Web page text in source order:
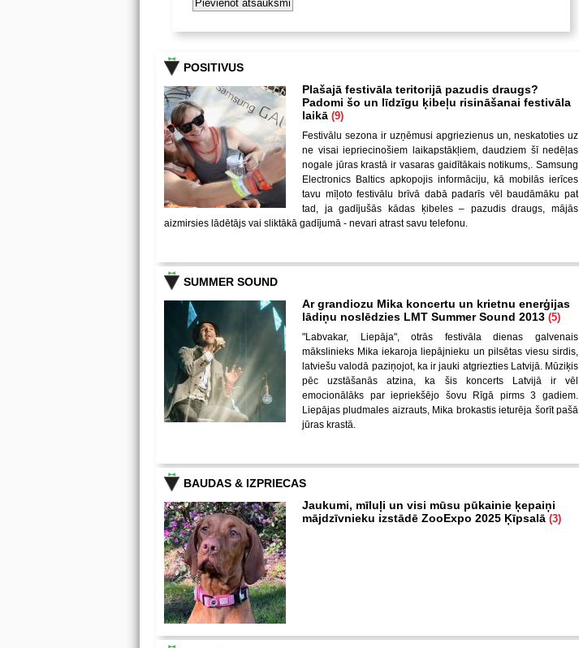
POSITIVUS
Plašajā festivāla teritorijā pazudis draugs?
Padomi šo un līdzīgu ķibeļu risināšanai festivāla
laikā (9)
Festivālu sezona ir uzņēmusi apgriezienus un, neskatoties uz
ne visai iepriecinošiem laikapstākļiem, daudziem šī nedēļas
nogale jūras krastā ir vasaras gaidītākais notikums,. Samsung
Electronics Baltics apkopojis informāciju, kā mobilās ierīces
tavu mīļoto festivālu brīvā dabā padarīs vēl baudāmāku pat
tad, ja gadījušās kādas ķibeles – pazudis draugs, mājās
aizmirsies lādētājs vai sliktākā gadījumā - nevari atrast savu telefonu.
SUMMER SOUND
Ar grandiozu Mika koncertu un krietnu enerģijas
lādiņu noslēdzies LMT Summer Sound 2013 (5)
"Labvakar, Liepāja", otrās festivāla dienas galvenais
mākslinieks Mika iekaroja liepājnieku un pilsētas viesu sirdis,
latviešu valodā paziņojot, ka ir jauki atgriezties Latvijā. Mūziķis
pēc uzstāšanās atzina, ka šis koncerts Latvijā ir vēl
emocionālāks par iepriekšējo šovu Rīgā pirms 3 gadiem.
Liepājas pludmales aizrauts, Mika brokastis ieturēja šorīt pašā
jūras krastā.
BAUDAS & IZPRIECAS
Jaukumi, mīluļi un visi mūsu pūkainie ķepaiņi
mājdzīvnieku izstādē ZooExpo 2025 Ķīpsalā (3)